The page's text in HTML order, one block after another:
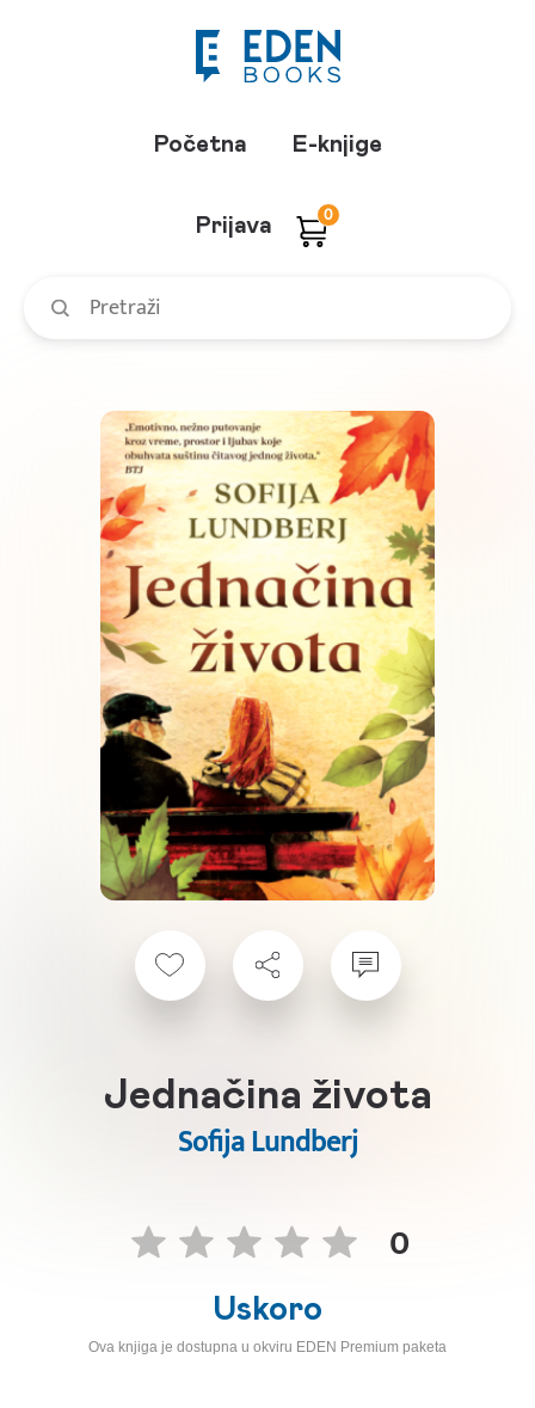
Početna E-knjige
Prijava 0
Jednačina života
Sofija Lundberj
0
Uskoro
Ova knjiga je dostupna u okviru EDEN Premium paketa